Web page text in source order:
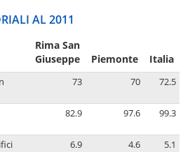
AL 2011
Rima San
Giuseppe
Piemonte Italia
73 70 72.5
82.9 97.6 99.3
6.9 4.6
5.1